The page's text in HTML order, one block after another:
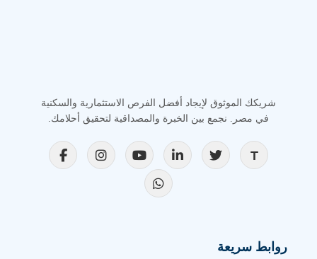
شريكك الموثوق لإيجاد أفضل الفرص الاستثمارية والسكنية
في مصر. نجمع بين الخبرة والمصداقية لتحقيق أحلامك.
روابط سريعة